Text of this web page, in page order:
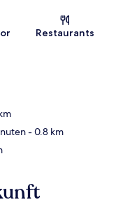
Restaurants
- 0.8 km